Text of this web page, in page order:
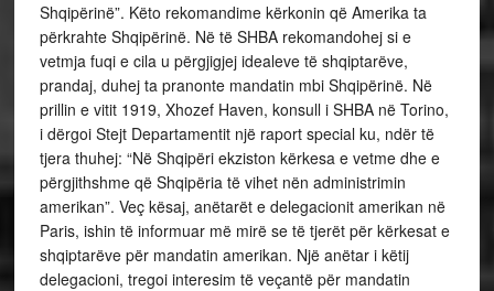
Shqipërinë”. Këto rekomandime kërkonin që Amerika ta
përkrahte Shqipërinë. Në të SHBA rekomandohej si e
vetmja fuqi e cila u përgjigjej idealeve të shqiptarëve,
prandaj, duhej ta pranonte mandatin mbi Shqipërinë. Në
prillin e vitit 1919, Xhozef Haven, konsull i SHBA në Torino,
i dërgoi Stejt Departamentit një raport special ku, ndër të
tjera thuhej: “Në Shqipëri ekziston kërkesa e vetme dhe e
përgjithshme që Shqipëria të vihet nën administrimin
amerikan”. Veç kësaj, anëtarët e delegacionit amerikan në
Paris, ishin të informuar më mirë se të tjerët për kërkesat e
shqiptarëve për mandatin amerikan. Një anëtar i këtij
delegacioni, tregoi interesim të veçantë për mandatin